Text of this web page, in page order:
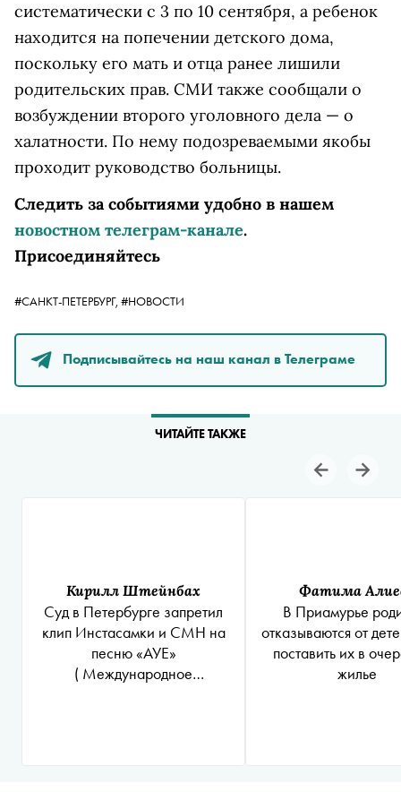
систематически с 3 по 10 сентября, а ребенок
находится на попечении детского дома,
поскольку его мать и отца ранее лишили
родительских прав. СМИ также сообщали о
возбуждении второго уголовного дела — о
халатности. По нему подозреваемыми якобы
проходит руководство больницы.
Следить за событиями удобно в нашем
новостном телеграм-канале.
Присоединяйтесь
#САНКТ-ПЕТЕРБУРГ, #НОВОСТИ
Подписывайтесь на наш канал в Телеграме
ЧИТАЙТЕ ТАКЖЕ
Кирилл Штейнбах
Суд в Петербурге запретил
клип Инстасамки и CMH на
песню«АУЕ»
( Международное
Фатима
В Приамурье
отказываются от
поставить их в
жилье